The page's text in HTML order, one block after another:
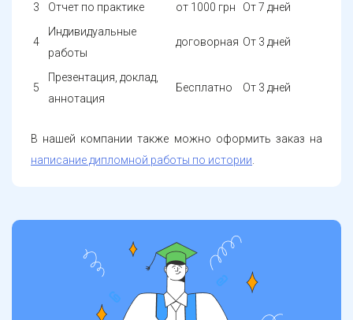
3
Отчет по практике от 1000 грн От 7 дней
4
Индивидуальные
работы
договорная От 3 дней
5
Презентация, доклад,
аннотация
Бесплатно От 3 дней
В нашей компании также можно оформить заказ на
написание дипломной работы по истории.